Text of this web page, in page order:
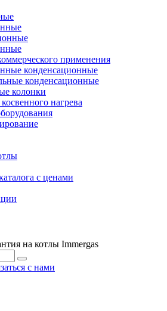
применения
конденсационные
конденсационные
колонки
нагрева
с ценами
на котлы Immergas
с нами